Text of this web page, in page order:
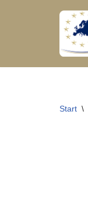
Start \